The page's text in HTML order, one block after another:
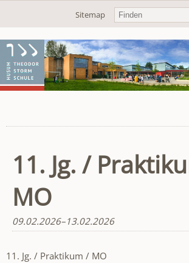
Navigation
Sitemap
11. Jg. /
MO
09.02.2026–13.02.2026
11. Jg. / Praktikum / MO